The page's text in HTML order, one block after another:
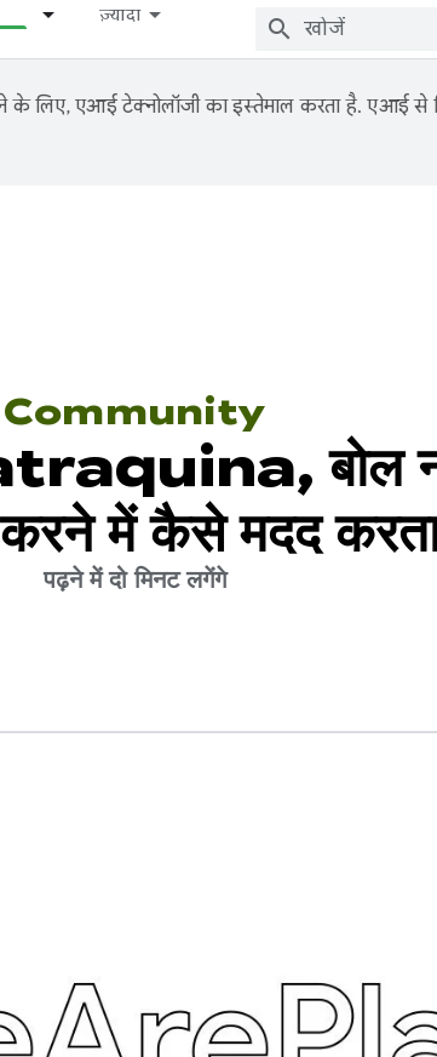
ज़्यादा
लिए, एआई टेक्नोलॉजी का इस्तेमाल करता है. एआई से
Community
बोल न
में कैसे मदद
पढ़ने में दो मिनट लगेंगे